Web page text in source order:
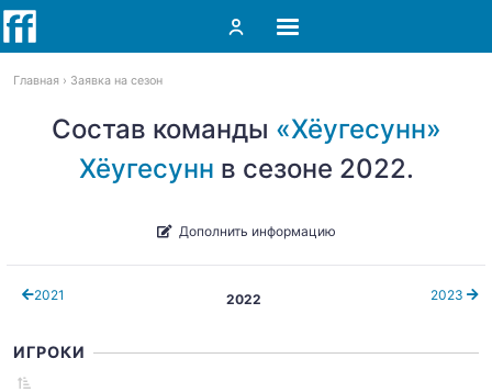
Главная Заявка на сезон
Состав команды «Хёугесунн»
Хёугесунн в сезоне 2022.
Дополнить информацию
2021 2023
2022
ИГРОКИ